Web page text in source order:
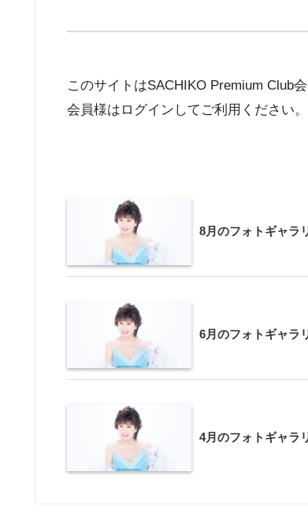
このサイトはSACHIKO Premium Club
会員様はログインしてご利用ください。
8月のフォトギャラ
6月のフォトギャラ
4月のフォトギャラ